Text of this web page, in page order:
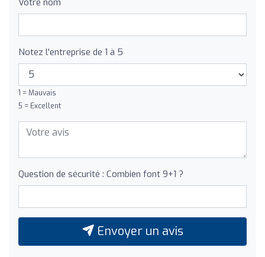
Notez l'entreprise de 1 à 5
1 = Mauvais
5 = Excellent
Question de sécurité : Combien font 9+1 ?
Envoyer un avis